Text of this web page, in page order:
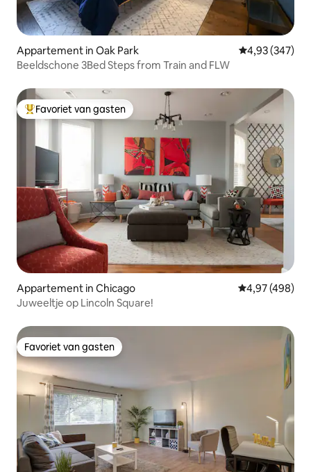
Appartement in Oak Park Gemiddelde
4,93 (347)
Beeldschone 3Bed Steps from Train and FLW
Topfavoriet van gasten
Favoriet van gasten
Appartement in Chicago Gemiddelde
4,97 (498)
Juweeltje op Lincoln Square!
Favoriet van gasten
Favoriet van gasten